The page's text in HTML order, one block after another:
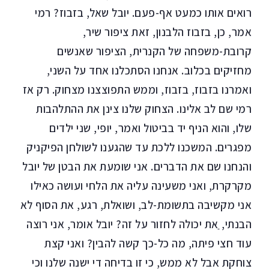
רואים אותו כמעט אף-פעם. יובל שאל, בזבוז? רמי
אמר, כן, בזבוז הלבנון, זאת ציפור שיר,
קרובת-משפחה של הקנרית, הציפור שאנשים
מחזיקים בכלוב. אנחנו הסתכלנו אחד על השני,
ואמרנו בזבוז, בזבוז, וממש התפוצצנו מצחוק. רק אז
רמי שם לב אלינו. הצחוק שלנו צינן את ההתלהבות
שלו, והוא הניף יד בביטול ואמר, יופי, שני ילדים
מפגרים. המשכנו ללכת עד שהגענו לשולחן הפיקניק
והנחנו שם את הדברים. אני שומעת את הבטן של יובל
מקרקרת, ואני משעינה עליה את הלחי ועושה כאילו
אני מקשיבה בתשומת-לב, ושואלת, רגע, את הסוף לא
הבנתי, ַאת יכולה לחזור על זה? יובל אומר, אני רוצה
עוד חצי פיתה, מה כל-כך קשה להבין? ואני קצת
צוחקת אבל לא ממש, כי זו בדיחה די ישנה שלנו וכי